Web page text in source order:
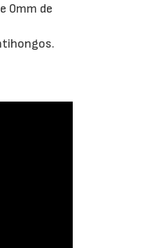
0mm de